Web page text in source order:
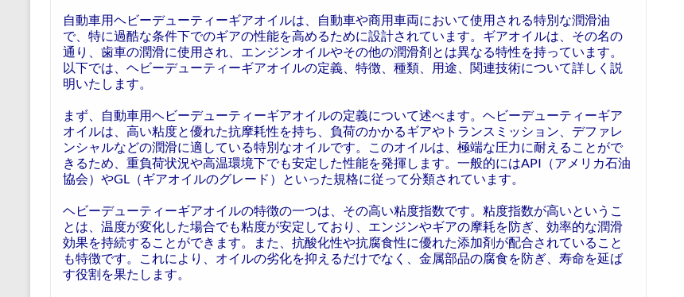
自動車用ヘビーデューティーギアオイルは、自動車や商用車両において使用される特別な潤滑油
で、特に過酷な条件下でのギアの性能を高めるために設計されています。ギアオイルは、その名の
通り、歯車の潤滑に使用され、エンジンオイルやその他の潤滑剤とは異なる特性を持っています。
以下では、ヘビーデューティーギアオイルの定義、特徴、種類、用途、関連技術について詳しく説
明いたします。
まず、自動車用ヘビーデューティーギアオイルの定義について述べます。ヘビーデューティーギア
オイルは、高い粘度と優れた抗摩耗性を持ち、負荷のかかるギアやトランスミッション、デファレ
ンシャルなどの潤滑に適している特別なオイルです。このオイルは、極端な圧力に耐えることがで
きるため、重負荷状況や高温環境下でも安定した性能を発揮します。一般的にはAPI（アメリカ石油
協会）やGL（ギアオイルのグレード）といった規格に従って分類されています。
ヘビーデューティーギアオイルの特徴の一つは、その高い粘度指数です。粘度指数が高いというこ
とは、温度が変化した場合でも粘度が安定しており、エンジンやギアの摩耗を防ぎ、効率的な潤滑
効果を持続することができます。また、抗酸化性や抗腐食性に優れた添加剤が配合されていること
も特徴です。これにより、オイルの劣化を抑えるだけでなく、金属部品の腐食を防ぎ、寿命を延ば
す役割を果たします。